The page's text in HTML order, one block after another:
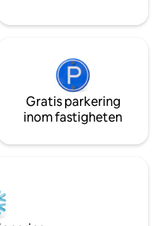
Gratis parkering
inom fastigheten